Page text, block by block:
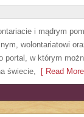
i mądrym
wolontariatowi
w którym
świecie, [ Read